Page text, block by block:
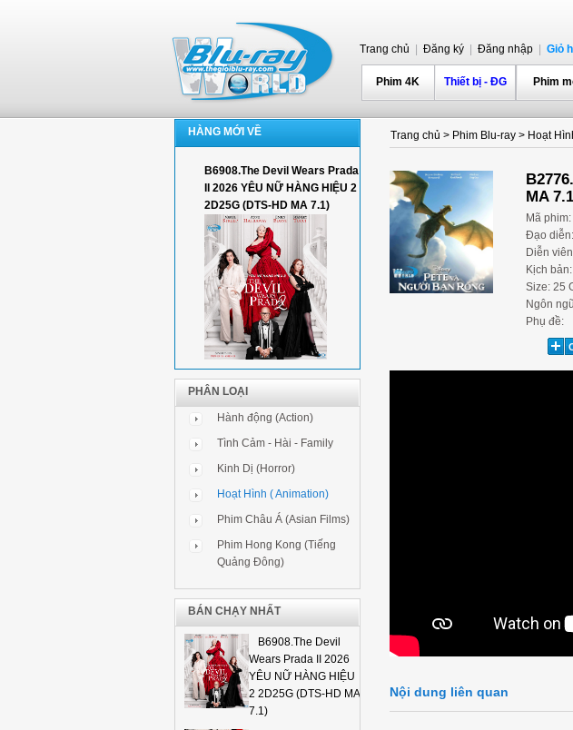
Trang chủ Đăng ký Đăng nhập Giỏ
Phim 4K Thiết bị - ĐG Phim
HÀNG MỚI VỀ
B6908.The Devil Wears Prada
II 2026 YÊU NỮ HÀNG HIỆU 2
2D25G (DTS-HD MA 7.1)
PHÂN LOẠI
Hành động (Action)
Tình Cảm - Hài - Family
Kinh Dị (Horror)
Hoạt Hình ( Animation)
Phim Châu Á (Asian Films)
Phim Hong Kong (Tiếng
Quảng Đông)
BÁN CHẠY NHẤT
B6908.The Devil
Wears Prada II 2026
YÊU NỮ HÀNG HIỆU
2 2D25G (DTS-HD MA
7.1)
Trang chủ > Phim Blu-ray > Hoạt
MA
Mã
Đạo diễn:
Diễn
Kịch bản:
Size: 25
Ngôn
Phụ đề:
Nội dung liên quan